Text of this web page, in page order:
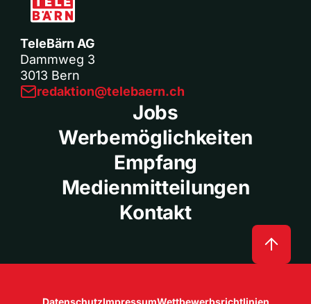
TeleBärn AG
Dammweg 3
3013 Bern
redaktion@telebaern.ch
Jobs
Werbemöglichkeiten
Empfang
Medienmitteilungen
Kontakt